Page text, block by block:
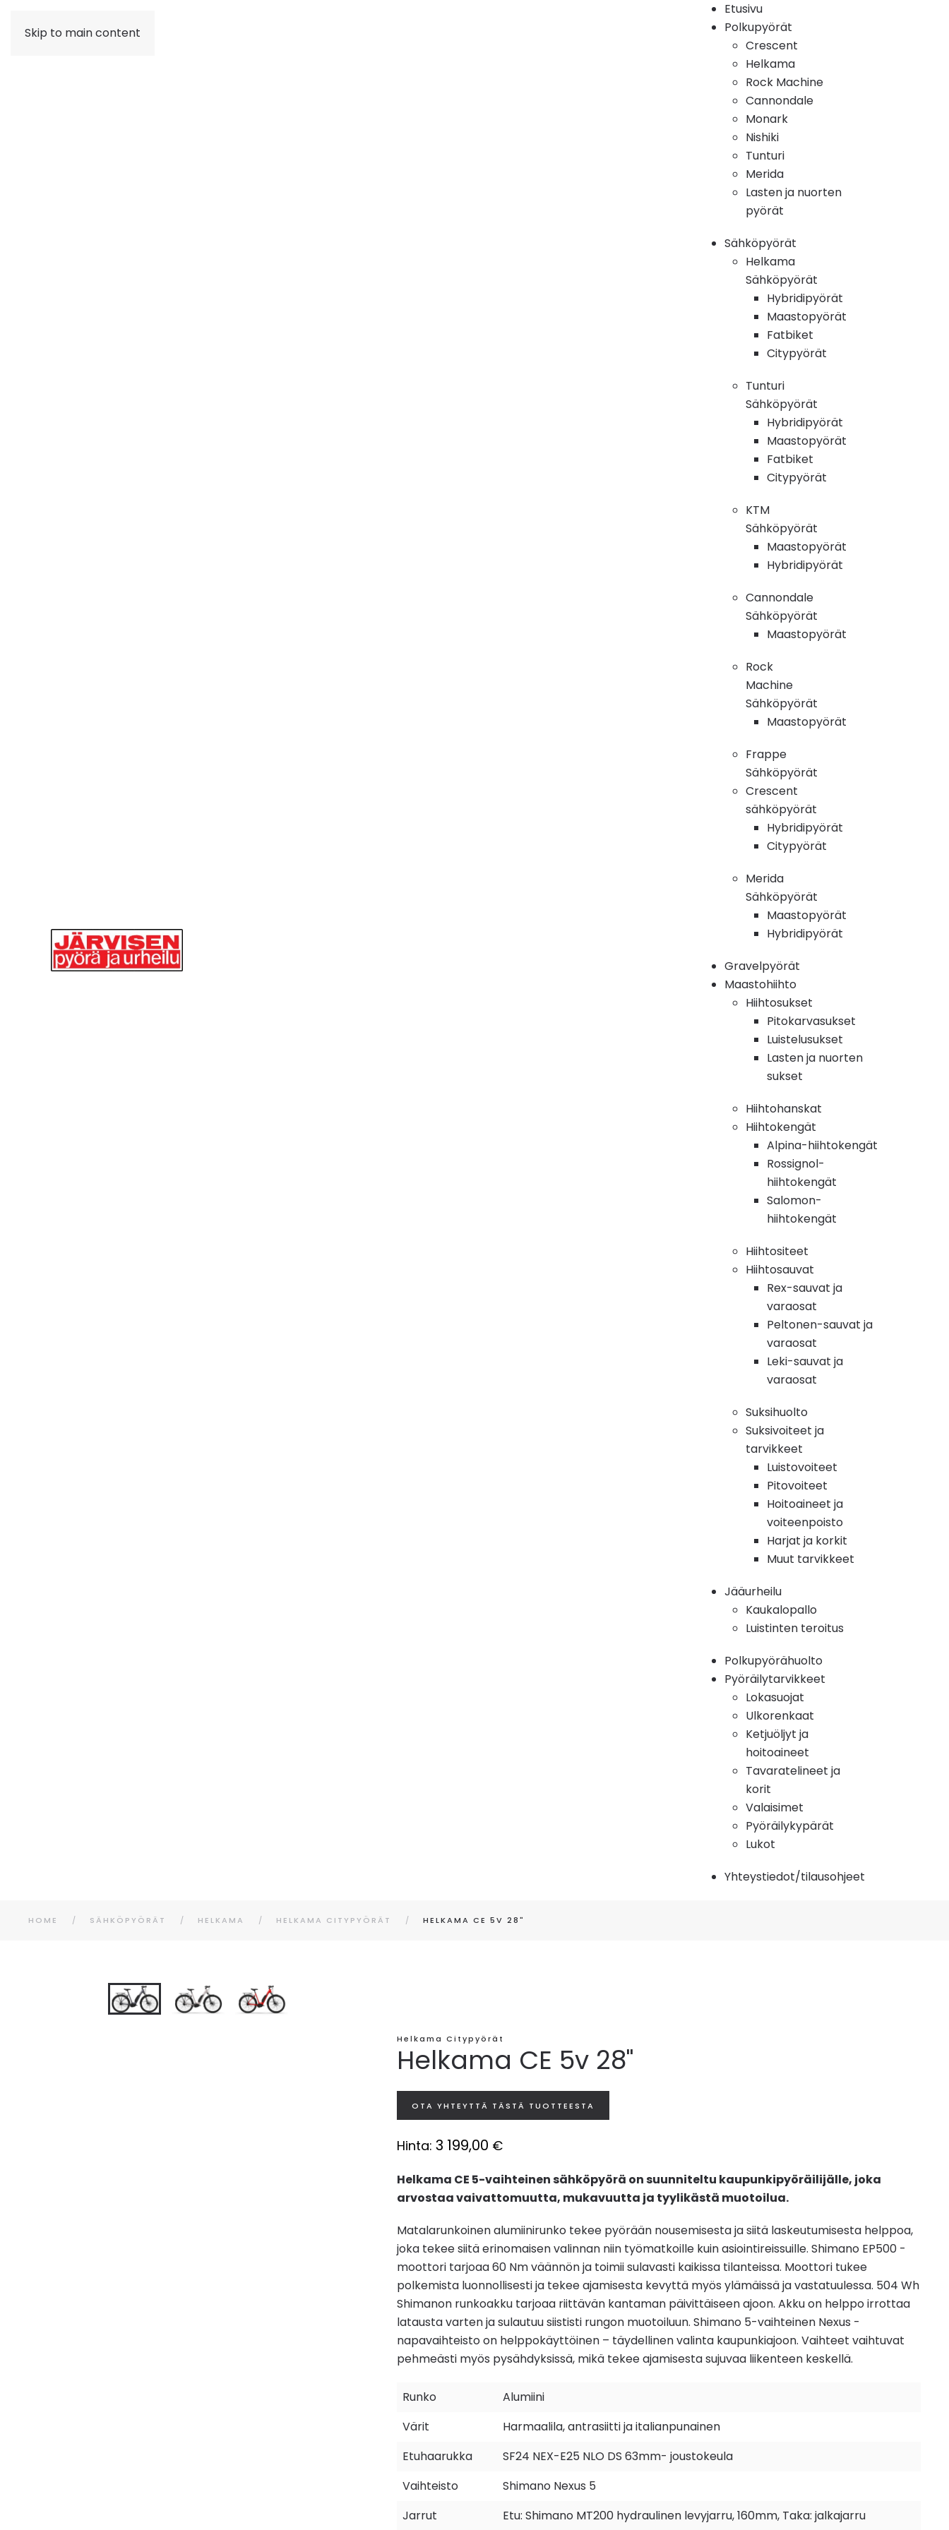
Skip to main content
Etusivu
Polkupyörät
Crescent
Helkama
Rock Machine
Cannondale
Monark
Nishiki
Tunturi
Merida
Lasten ja nuorten
pyörät
Sähköpyörät
Helkama
Sähköpyörät
Hybridipyörät
Maastopyörät
Fatbiket
Citypyörät
Tunturi
Sähköpyörät
Hybridipyörät
Maastopyörät
Fatbiket
Citypyörät
KTM
Sähköpyörät
Maastopyörät
Hybridipyörät
Cannondale
Sähköpyörät
Maastopyörät
Rock
Machine
Sähköpyörät
Maastopyörät
Frappe
Sähköpyörät
Crescent
sähköpyörät
Hybridipyörät
Citypyörät
Merida
Sähköpyörät
Maastopyörät
Hybridipyörät
Gravelpyörät
Maastohiihto
Hiihtosukset
Pitokarvasukset
Luistelusukset
Lasten ja nuorten
sukset
Hiihtohanskat
Hiihtokengät
Alpina-hiihtokengät
Rossignol-
hiihtokengät
Salomon-
hiihtokengät
Hiihtositeet
Hiihtosauvat
Rex-sauvat ja
varaosat
Peltonen-sauvat ja
varaosat
Leki-sauvat ja
varaosat
Suksihuolto
Suksivoiteet ja
tarvikkeet
Luistovoiteet
Pitovoiteet
Hoitoaineet ja
voiteenpoisto
Harjat ja korkit
Muut tarvikkeet
Jääurheilu
Kaukalopallo
Luistinten teroitus
Polkupyörähuolto
Pyöräilytarvikkeet
Lokasuojat
Ulkorenkaat
Ketjuöljyt ja
hoitoaineet
Tavaratelineet ja
korit
Valaisimet
Pyöräilykypärät
Lukot
Yhteystiedot/tilausohjeet
HOME SÄHKÖPYÖRÄT HELKAMA HELKAMA CITYPYÖRÄT HELKAMA CE 5V 28"
Helkama Citypyörät
Helkama CE 5v 28"
OTA YHTEYTTÄ TÄSTÄ TUOTTEESTA
Hinta: 3 199,00 €
Helkama CE 5-vaihteinen sähköpyörä on suunniteltu kaupunkipyöräilijälle, joka
arvostaa vaivattomuutta, mukavuutta ja tyylikästä muotoilua.
Matalarunkoinen alumiinirunko tekee pyörään nousemisesta ja siitä laskeutumisesta helppoa,
joka tekee siitä erinomaisen valinnan niin työmatkoille kuin asiointireissuille. Shimano EP500 -
moottori tarjoaa 60 Nm väännön ja toimii sulavasti kaikissa tilanteissa. Moottori tukee
polkemista luonnollisesti ja tekee ajamisesta kevyttä myös ylämäissä ja vastatuulessa. 504 Wh
Shimanon runkoakku tarjoaa riittävän kantaman päivittäiseen ajoon. Akku on helppo irrottaa
latausta varten ja sulautuu siististi rungon muotoiluun. Shimano 5-vaihteinen Nexus -
napavaihteisto on helppokäyttöinen – täydellinen valinta kaupunkiajoon. Vaihteet vaihtuvat
pehmeästi myös pysähdyksissä, mikä tekee ajamisesta sujuvaa liikenteen keskellä.
Runko
Alumiini
Värit
Harmaalila, antrasiitti ja italianpunainen
Etuhaarukka
SF24 NEX-E25 NLO DS 63mm- joustokeula
Vaihteisto
Shimano Nexus 5
Jarrut
Etu: Shimano MT200 hydraulinen levyjarru, 160mm, Taka: jalkajarru